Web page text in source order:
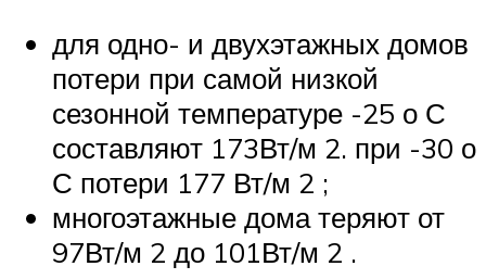
для одно- и двухэтажных домов
потери при самой низкой
сезонной температуре -25 о С
составляют 173Вт/м 2. при -30 о
С потери 177 Вт/м 2 ;
многоэтажные дома теряют от
97Вт/м 2 до 101Вт/м 2 .